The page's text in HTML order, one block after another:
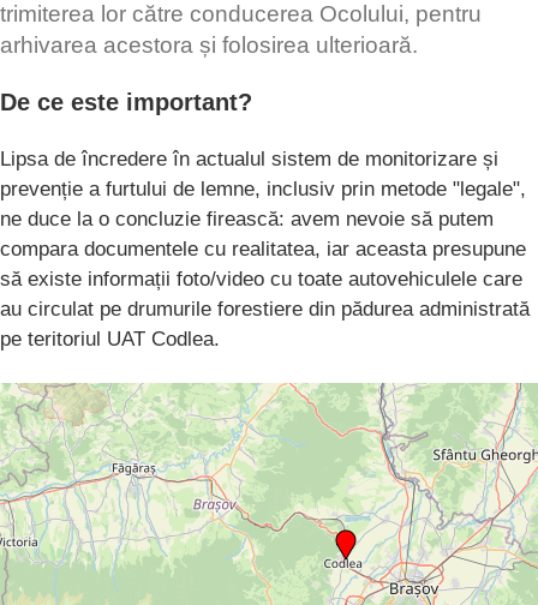
trimiterea lor către conducerea Ocolului, pentru
arhivarea acestora și folosirea ulterioară.
De ce este important?
Lipsa de încredere în actualul sistem de monitorizare și
prevenție a furtului de lemne, inclusiv prin metode "legale",
ne duce la o concluzie firească: avem nevoie să putem
compara documentele cu realitatea, iar aceasta presupune
să existe informații foto/video cu toate autovehiculele care
au circulat pe drumurile forestiere din pădurea administrată
pe teritoriul UAT Codlea.